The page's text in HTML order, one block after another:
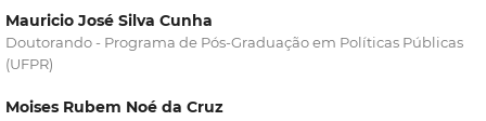
Mauricio José Silva Cunha
Doutorando - Programa de Pós-Graduação em Políticas Públicas
(UFPR)
Moises Rubem Noé da Cruz